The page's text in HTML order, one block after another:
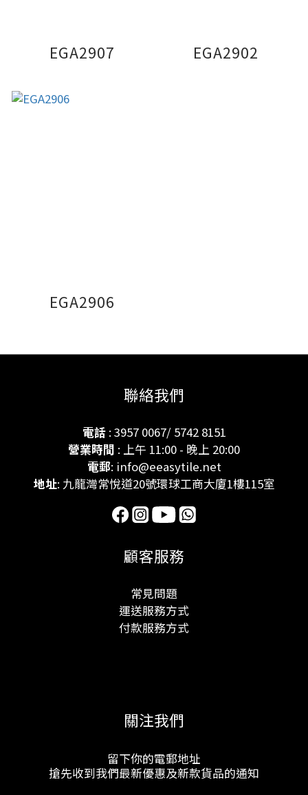
EGA2907 EGA2902
EGA2906
聯絡我們
電話: 3957 0067/ 5742 8151
營業時間 : 上午 11:00 - 晚上 20:00
電郵: info@eeasytile.net
地址: 九龍灣常悅道20號環球工商大廈1樓115室
顧客服務
常見問題
運送服務方式
付款服務方式
關注我們
留下你的電郵地址
搶先收到我們最新優惠及新款貨品的通知